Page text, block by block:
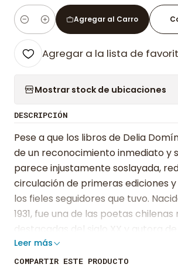
Cantidad
Agregar al Carro
Agregar a la lista de
Mostrar stock de ubicaciones
DESCRIPCIÓN
Pese a que los libros de Delia
de un reconocimiento inmediato y
parece injustamente soslayada,
circulación de primeras ediciones
los fieles seguidores que tuvo.
1931, fue una de las poetas chilenas
destacadas del siglo XX y autora de
publicaciones. En este, su quinto
distancia del lirismo predominante
Leer más
COMPARTIR ESTE PRODUCTO